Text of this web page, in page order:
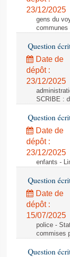
23/12/2025
gens du
communes
Question
Date de
dépôt :
23/12/2025
SCRIBE :
Question
Date de
dépôt :
23/12/2025
enfants -
Question
Date de
dépôt :
15/07/2025
police -
commises
Question